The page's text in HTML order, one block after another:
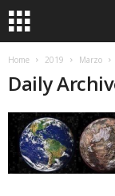
Home 2019 Marzo
Daily